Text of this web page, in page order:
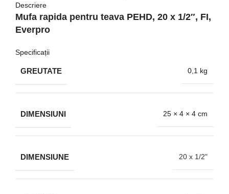
Descriere
Mufa rapida pentru teava PEHD, 20 x 1/2″, FI,
Everpro
Specificații
GREUTATE 0,1 kg
DIMENSIUNI 25 × 4 × 4 cm
DIMENSIUNE 20 x 1/2"